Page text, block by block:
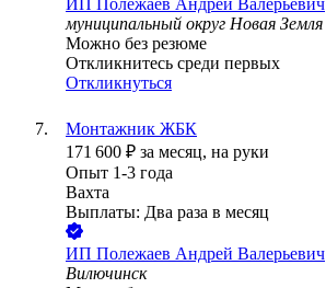
ИП
Полежаев Андрей Валерьевич
муниципальный округ Новая Земля
Можно без резюме
Откликнитесь среди первых
Откликнуться
Монтажник ЖБК
171 600 ₽ за месяц, на руки
Опыт 1-3 года
Вахта
Выплаты: Два раза в месяц
ИП Полежаев Андрей Валерьевич
Вилючинск